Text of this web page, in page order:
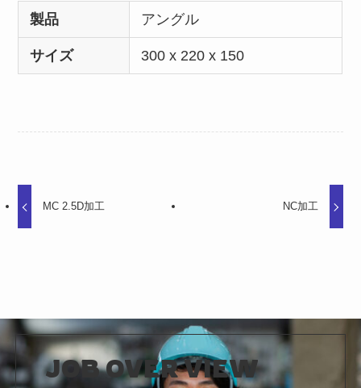
製品 アングル
サイズ 300 x 220 x 150
MC 2.5D加工 NC加工
JOB OVER VIEW